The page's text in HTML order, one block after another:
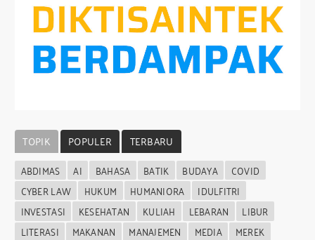
TOPIK POPULER
TERBARU
ABDIMAS
AI BAHASA BATIK BUDAYA
COVID
CYBER LAW
HUKUM HUMANIORA
IDULFITRI
INVESTASI
KESEHATAN KULIAH LEBARAN
LIBUR
LITERASI
MAKANAN MANAJEMEN MEDIA
MEREK